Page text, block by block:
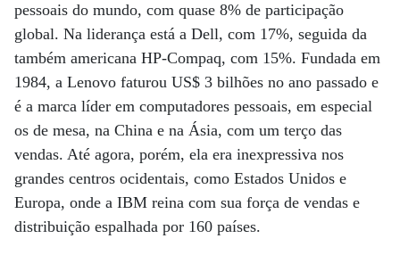
pessoais do mundo, com quase 8% de participação
global. Na liderança está a Dell, com 17%, seguida da
também americana HP-Compaq, com 15%. Fundada em
1984, a Lenovo faturou US$ 3 bilhões no ano passado e
é a marca líder em computadores pessoais, em especial
os de mesa, na China e na Ásia, com um terço das
vendas. Até agora, porém, ela era inexpressiva nos
grandes centros ocidentais, como Estados Unidos e
Europa, onde a IBM reina com sua força de vendas e
distribuição espalhada por 160 países.